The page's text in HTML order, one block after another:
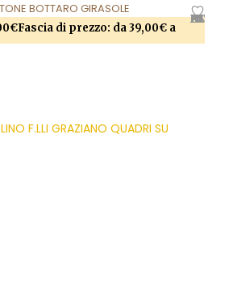
AGGIUNGI ALLA LISTA DEI DESIDERI
BOTTARO GIRASOLE
€Fascia di prezzo: da 39,00€ a